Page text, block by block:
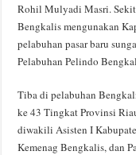
Rohil Mulyadi Masri.
Bengkalis mengunakan
pelabuhan pasar baru
Pelabuhan Pelindo
Tiba di pelabuhan
ke 43 Tingkat Provinsi
diwakili Asisten I
Kemenag Bengkalis, dan